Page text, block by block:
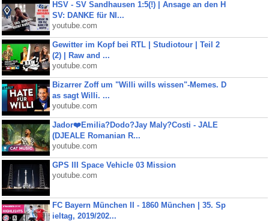
HSV - SV Sandhausen 1:5(!) | Ansage an den H
SV: DANKE für NI...
youtube.com
Gewitter im Kopf bei RTL | Studiotour | Teil 2
(2) | Raw and ...
youtube.com
Bizarrer Zoff um "Willi wills wissen"-Memes. D
as sagt Willi. ...
youtube.com
Jador❤️Emilia?Dodo?Jay Maly?Costi - JALE
(DJEALE Romanian R...
youtube.com
GPS III Space Vehicle 03 Mission
youtube.com
FC Bayern München II - 1860 München | 35. Sp
ieltag, 2019/202...